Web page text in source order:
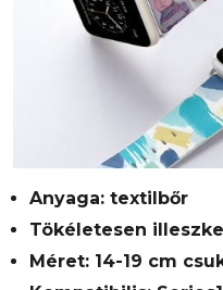
Anyaga: textilbőr
Tökéletesen
Méret: 14-19 cm